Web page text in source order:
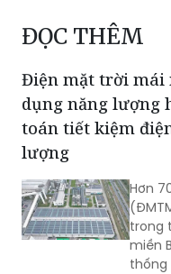
ĐỌC THÊM
Điện mặt trời mái
dụng năng lượng
toán tiết kiệm
lượng
Hơn
trong
miền
thống